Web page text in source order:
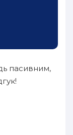
пасивним,